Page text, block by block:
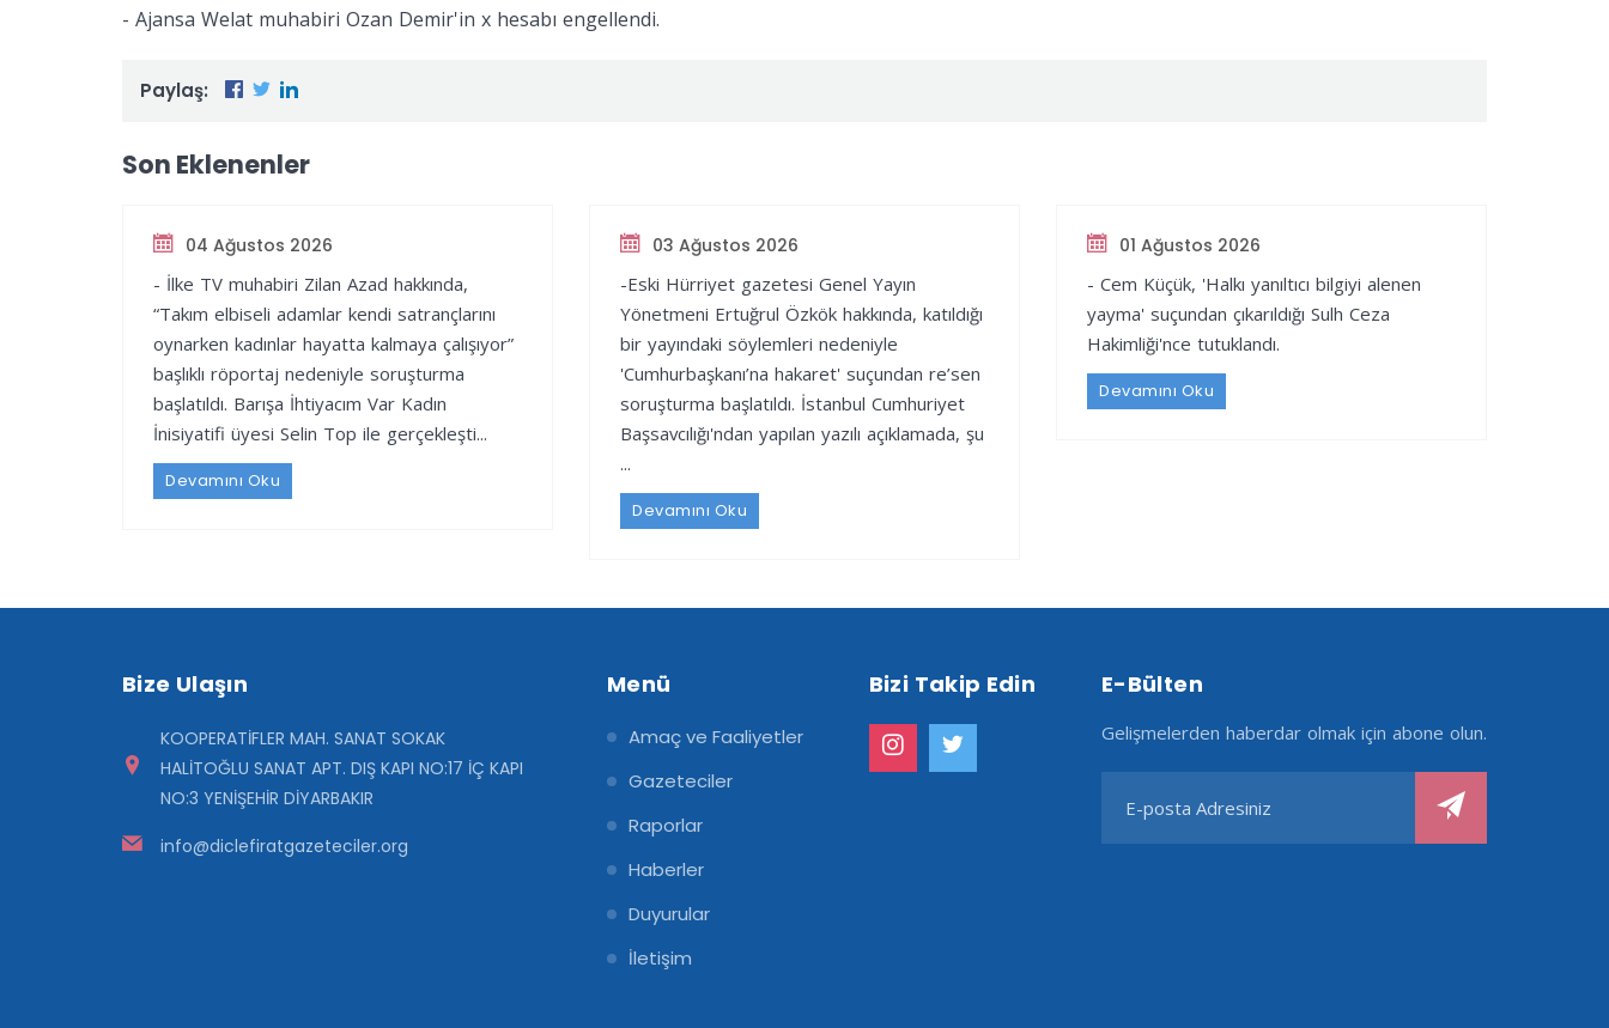
- Ajansa Welat muhabiri Ozan Demir'in x hesabı engellendi.
Paylaş:
Son Eklenenler
04 Ağustos 2026
- İlke TV muhabiri Zilan Azad hakkında,
“Takım elbiseli adamlar kendi satrançlarını
oynarken kadınlar hayatta kalmaya çalışıyor”
başlıklı röportaj nedeniyle soruşturma
başlatıldı. Barışa İhtiyacım Var Kadın
İnisiyatifi üyesi Selin Top ile gerçekleşti...
Devamını Oku
03 Ağustos 2026
-Eski Hürriyet gazetesi Genel Yayın
Yönetmeni Ertuğrul Özkök hakkında, katıldığı
bir yayındaki söylemleri nedeniyle
'Cumhurbaşkanı’na hakaret' suçundan re’sen
soruşturma başlatıldı. İstanbul Cumhuriyet
Başsavcılığı'ndan yapılan yazılı açıklamada, şu
...
Devamını Oku
01 Ağustos 2026
- Cem Küçük, 'Halkı yanıltıcı bilgiyi alenen
yayma' suçundan çıkarıldığı Sulh Ceza
Hakimliği'nce tutuklandı.
Devamını Oku
Bize Ulaşın
KOOPERATİFLER MAH. SANAT SOKAK
HALİTOĞLU SANAT APT. DIŞ KAPI NO:17 İÇ KAPI
NO:3 YENİŞEHİR DİYARBAKIR
info@diclefiratgazeteciler.org
Menü
Amaç ve Faaliyetler
Gazeteciler
Raporlar
Haberler
Duyurular
İletişim
Bizi Takip Edin E-Bülten
Gelişmelerden haberdar olmak için abone olun.